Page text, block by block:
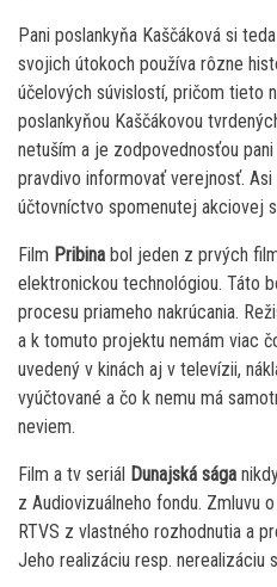
Pani poslankyňa Kaščáková si
svojich útokoch používa rôzne
účelových súvislostí, pričom tieto
poslankyňou Kaščákovou
netuším a je zodpovednosťou
pravdivo informovať verejnosť.
účtovníctvo spomenutej akciovej
Film Pribina bol jeden z prvých
elektronickou technológiou. Táto
procesu priameho nakrúcania.
a k tomuto projektu nemám viac
uvedený v kinách aj v televízii,
vyúčtované a čo k nemu má
neviem.
Film a tv seriál Dunajská sága
z Audiovizuálneho fondu. Zmluvu
RTVS z vlastného rozhodnutia a
Jeho realizáciu resp.